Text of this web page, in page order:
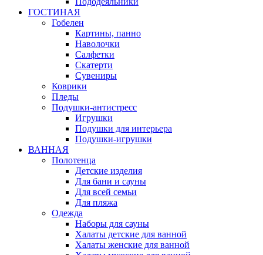
ГОСТИНАЯ
Гобелен
Картины, панно
Наволочки
Салфетки
Скатерти
Сувениры
Коврики
Пледы
Подушки-антистресс
Игрушки
Подушки для интерьера
Подушки-игрушки
ВАННАЯ
Полотенца
Детские изделия
Для бани и сауны
Для всей семьи
Для пляжа
Одежда
Наборы для сауны
Халаты детские для ванной
Халаты женские для ванной